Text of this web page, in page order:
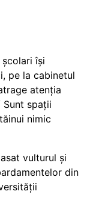
își
pe la cabinetul
atenția
Sunt spații
nimic
vulturul și
din